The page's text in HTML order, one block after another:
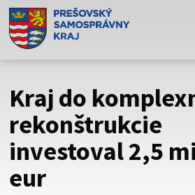
Doména psk.sk je oficiálna
Toto je oficiálna webová stránka
Táto stránka je zabezpečená
Buďte pozorní a vždy sa uistite, že
cez zabezpečenú webovú stránku.
vždy začína https:// pred názvom
Kraj do
rekonštrukcie
investoval 2,5
eur